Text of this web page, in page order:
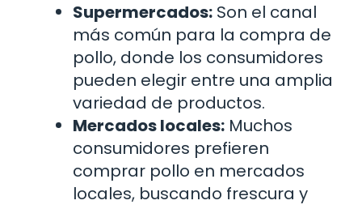
Supermercados: Son el canal
más común para la compra de
pollo, donde los consumidores
pueden elegir entre una amplia
variedad de productos.
Mercados locales: Muchos
consumidores prefieren
comprar pollo en mercados
locales, buscando frescura y